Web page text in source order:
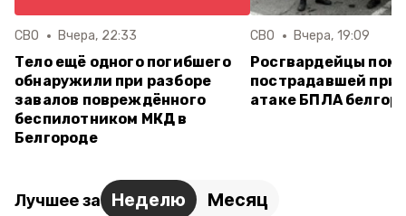
СВО Вчера, 22:33
Тело ещё одного погибшего
обнаружили при разборе
завалов повреждённого
беспилотником МКД в
Белгороде
СВО Вчера, 19:09
Росгвардейцы
пострадавшей при
атаке БПЛА
Лучшее за Неделю Месяц